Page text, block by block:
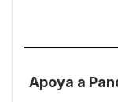
Apoya a